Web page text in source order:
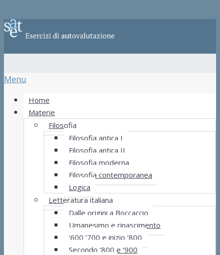
Menu
Home
Materie
Filosofia
Filosofia antica I
Filosofia antica II
Filosofia moderna
Filosofia contemporanea
Logica
Letteratura italiana
Dalle origini a Boccaccio
Umanesimo e rinascimento
‘600 ‘700 e inizio ‘800
Secondo ‘800 e ‘900